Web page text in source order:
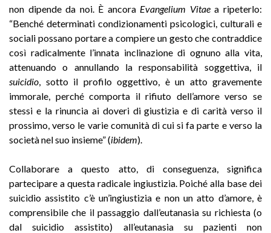
non dipende da noi. È ancora Evangelium Vitaea ripeterlo:
“Benché determinati condizionamenti psicologici, culturali e
sociali possano portare a compiere un gesto che contraddice
così radicalmente l’innata inclinazione di ognuno alla vita,
attenuando o annullando la responsabilità soggettiva, il
suicidio , sotto il profilo oggettivo, è un atto gravemente
immorale, perché comporta il rifiuto dell’amore verso se
stessi e la rinuncia ai doveri di giustizia e di carità verso il
prossimo, verso le varie comunità di cui si fa parte e verso la
società nel suo insieme” (ibidem).
Collaborare a questo atto, di conseguenza, significa
partecipare a questa radicale ingiustizia. Poiché alla base dei
suicidio assistito c’è un’ingiustizia e non un atto d’amore, è
comprensibile che il passaggio dall’eutanasia su richiesta (o
dal suicidio assistito) all’eutanasia su pazienti non